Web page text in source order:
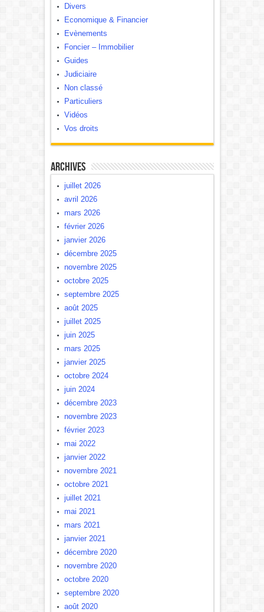
Divers
Economique & Financier
Evènements
Foncier – Immobilier
Guides
Judiciaire
Non classé
Particuliers
Vidéos
Vos droits
Archives
juillet 2026
avril 2026
mars 2026
février 2026
janvier 2026
décembre 2025
novembre 2025
octobre 2025
septembre 2025
août 2025
juillet 2025
juin 2025
mars 2025
janvier 2025
octobre 2024
juin 2024
décembre 2023
novembre 2023
février 2023
mai 2022
janvier 2022
novembre 2021
octobre 2021
juillet 2021
mai 2021
mars 2021
janvier 2021
décembre 2020
novembre 2020
octobre 2020
septembre 2020
août 2020